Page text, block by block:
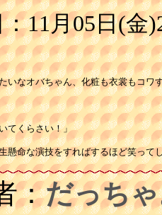
11月05日(金
なオバちゃん、化粧も衣裳もコワ
てくらさい！」
：だっち